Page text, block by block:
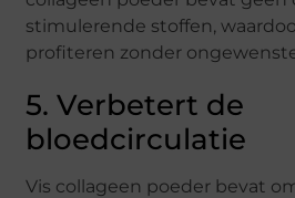
stimulerende stoffen,
profiteren zonder
5. Verbetert de
bloedcirculatie
Vis collageen poeder bevat